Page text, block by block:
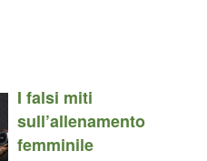
I falsi miti
sull’allenamento
femminile